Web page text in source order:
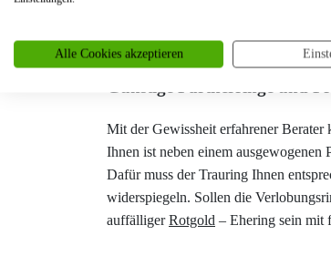
Mehr
Günstige Partnerringe und
Mit der Gewissheit erfahrener
Ihnen ist neben einem
Dafür muss der Trauring Ihnen
widerspiegeln. Sollen die
auffälligerRotgold – Ehering sein mit
Alle Cookies akzeptieren